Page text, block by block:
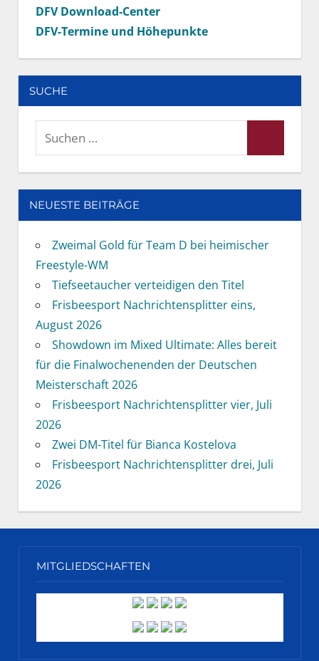
DFV Download-Center
DFV-Termine und Höhepunkte
SUCHE
Suchen
NEUESTE BEITRÄGE
Zweimal Gold für Team D bei heimischer
Freestyle-WM
Tiefseetaucher verteidigen den Titel
Frisbeesport Nachrichtensplitter eins,
August 2026
Showdown im Mixed Ultimate: Alles bereit
für die Finalwochenenden der Deutschen
Meisterschaft 2026
Frisbeesport Nachrichtensplitter vier, Juli
2026
Zwei DM-Titel für Bianca Kostelova
Frisbeesport Nachrichtensplitter drei, Juli
2026
MITGLIEDSCHAFTEN